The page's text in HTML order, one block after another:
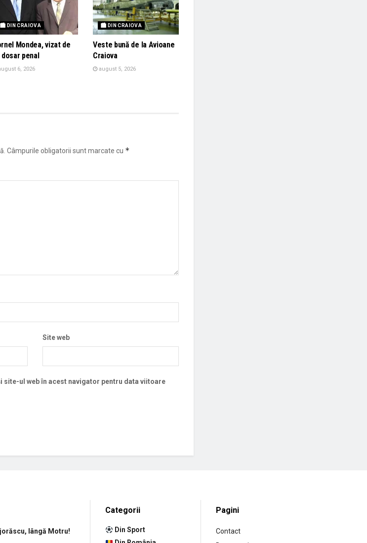
🏙 DIN CRAIOVA
Mondea, vizat de
dosar penal
6, 2026
🏙 DIN CRAIOVA
Veste bună de la Avioane
Craiova
august 5, 2026
Câmpurile obligatorii sunt marcate cu *
Site web
site-ul web în acest navigator pentru data viitoare
lângă Motru!
Categorii
Din Sport
Pagini
Contact